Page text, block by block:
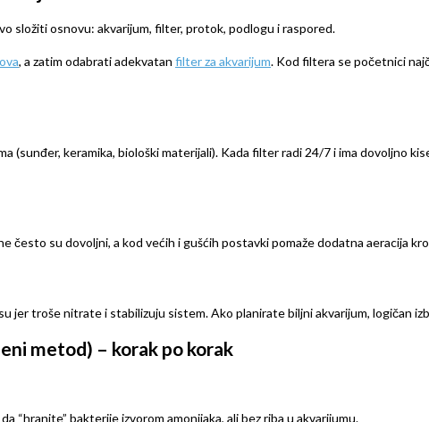
složiti osnovu: akvarijum, filter, protok, podlogu i raspored.
, a zatim odabrati adekvatan filter za akvarijum. Kod filtera se početnici
(sunđer, keramika, biološki materijali). Kada filter radi 24/7 i ima dovoljno
često su dovoljni, a kod većih i gušćih postavki pomaže dodatna aeracija
jer troše nitrate i stabilizuju sistem. Ako planirate biljni akvarijum, logičan
metod) – korak po korak
“hranite” bakterije izvorom amonijaka, ali bez riba u akvarijumu.